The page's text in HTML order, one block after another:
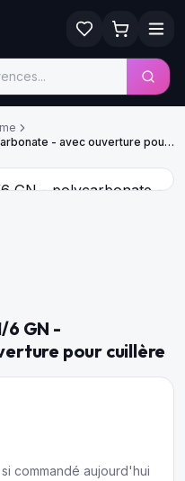
- avec ouverture pour
6 GN -
pour cuillère
commandé aujourd'hui